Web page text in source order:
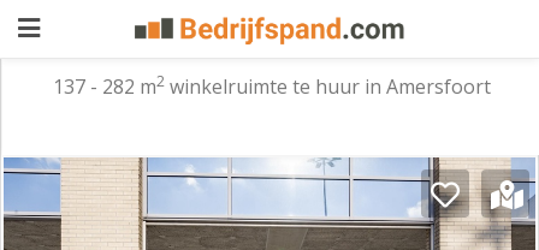
aanbieden
Pand
zoeken
137 - 282 m2 winkelruimte te huur in Amersfoort